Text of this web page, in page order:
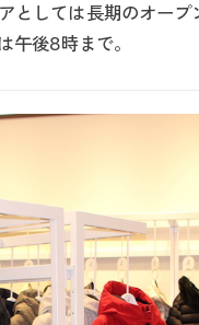
しては長期のオー
午後8時まで。